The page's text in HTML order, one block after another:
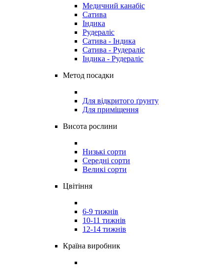
Медичний канабіс
Сатива
Індика
Рудераліс
Сатива - Індика
Сатива - Рудераліс
Індика - Рудераліс
Метод посадки
Для відкритого ґрунту
Для приміщення
Висота рослини
Низькі сорти
Середні сорти
Великі сорти
Цвітіння
6-9 тижнів
10-11 тижнів
12-14 тижнів
Країна виробник